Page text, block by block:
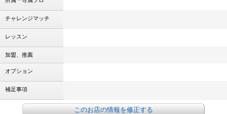
チャレンジマッチ
レッスン
加盟、推薦
オプション
補足事項
このお店の情報を修正する